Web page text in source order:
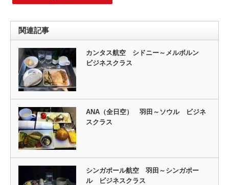
関連記事
カンタス航空 シドニー～メルボルン
ビジネスクラス
ANA（全日空） 羽田～ソウル ビジネ
スクラス
シンガポール航空 羽田～シンガポー
ル ビジネスクラス